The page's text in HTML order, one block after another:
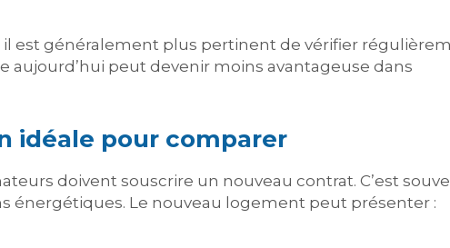
est généralement plus pertinent de vérifier
peut devenir moins avantageuse dans
idéale pour comparer
doivent souscrire un nouveau contrat. C’est
énergétiques. Le nouveau logement peut présenter :